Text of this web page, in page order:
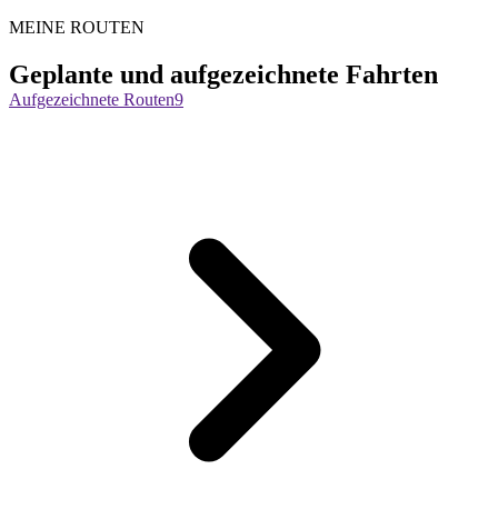
MEINE ROUTEN
Geplante und aufgezeichnete Fahrten
Aufgezeichnete Routen9